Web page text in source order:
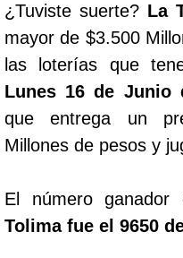
¿Tuviste suerte? La
mayor de $3.500
las loterías que
Lunes 16 de Junio
que entrega un
Millones de pesos y
El número
Tolima fue el 9650